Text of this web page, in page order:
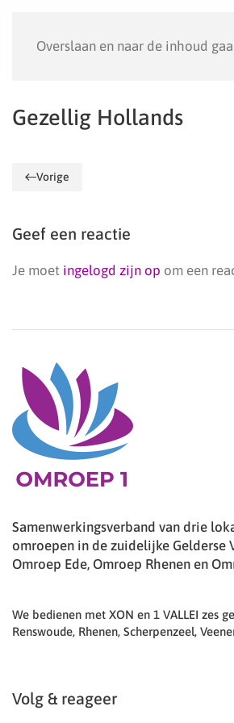
Overslaan en naar de inhoud
Gezellig Hollands
Vorige
Geef een reactie
Je moet ingelogd zijn op om een
Samenwerkingsverband van drie
omroepen in de zuidelijke Gelderse
Omroep Ede, Omroep Rhenen en
We bedienen met XON en 1 VALLEI zes
Renswoude, Rhenen, Scherpenzeel,
Volg & reageer